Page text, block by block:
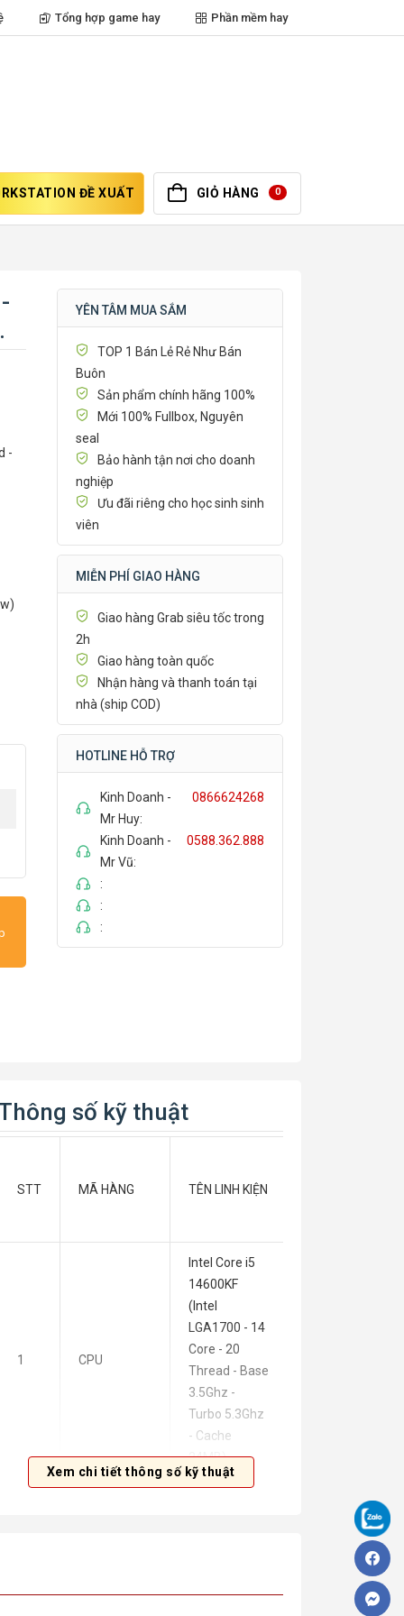
Tổng hợp game hay Phần mềm hay
ĐỀ XUẤT GIỎ HÀNG 0
-
YÊN TÂM MUA SẮM
TOP 1 Bán Lẻ Rẻ Như Bán
Buôn
Sản phẩm chính hãng 100%
Mới 100% Fullbox, Nguyên
seal
Bảo hành tận nơi cho doanh
nghiệp
Ưu đãi riêng cho học sinh sinh
viên
MIỄN PHÍ GIAO HÀNG
Giao hàng Grab siêu tốc trong
2h
Giao hàng toàn quốc
Nhận hàng và thanh toán tại
nhà (ship COD)
HOTLINE HỖ TRỢ
Kinh Doanh -
Mr Huy:
0866624268
Kinh Doanh -
Mr Vũ:
0588.362.888
:
:
:
số kỹ thuật
STT MÃ HÀNG TÊN LINH KIỆN
1 CPU
Intel Core i5
14600KF
(Intel
LGA1700 - 14
Core - 20
Thread - Base
3.5Ghz -
Turbo 5.3Ghz
- Cache
24MB)
Xem chi tiết thông số kỹ thuật